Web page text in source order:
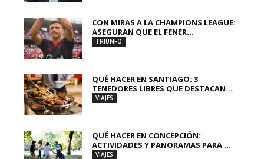
CON MIRAS A LA CHAMPIONS LEAGUE:
ASEGURAN QUE EL FENER...
TRIUNFO
QUÉ HACER EN SANTIAGO: 3
TENEDORES LIBRES QUE DESTACAN...
VIAJES
QUÉ HACER EN CONCEPCIÓN:
ACTIVIDADES Y PANORAMAS PARA ...
VIAJES